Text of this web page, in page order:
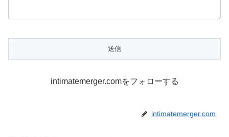
intimatemerger.comをフォローする
intimatemerger.com